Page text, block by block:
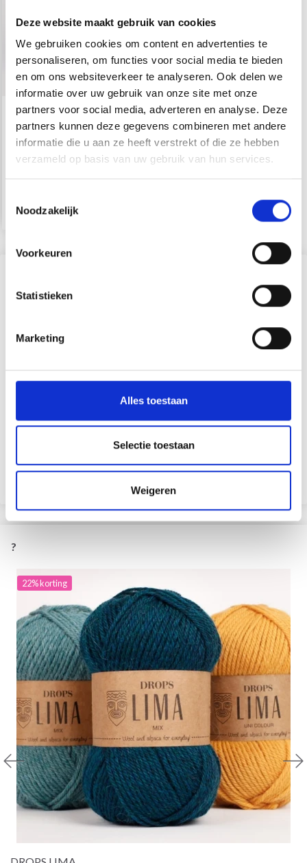
Deze website maakt gebruik van cookies
We gebruiken cookies om content en advertenties te
personaliseren, om functies voor social media te bieden
en om ons websiteverkeer te analyseren. Ook delen we
informatie over uw gebruik van onze site met onze
partners voor social media, adverteren en analyse. Deze
partners kunnen deze gegevens combineren met andere
informatie die u aan ze heeft verstrekt of die ze hebben
verzameld op basis van uw gebruik van hun services.
Noodzakelijk
Voorkeuren
Statistieken
Marketing
Alles toestaan
Selectie toestaan
Weigeren
DROPS ANDES
Prijs vanafEUR 5.05
Bekijk alle opties
Als je op de verschillende soorten bolletjes klikt, zie je meer
de wasvoorschriften. Als u advies nodig heeft of vragen heeft,
aarzel dan niet om contact met ons op te nemen en wij zullen u
Blikseminslag levering
We willen dat onze klanten tevreden zijn. Daarom bieden wij
altijd levering binnen enkele werkdagen aan. Je hebt je pakket
zelfs de volgende dag in huis als je voor 15.00 uur bestelt. U
kunt ervoor kiezen om uw pakket direct thuis te ontvangen of
op te halen bij het dichtstbijzijnde postkantoor wanneer u
?
22% korting